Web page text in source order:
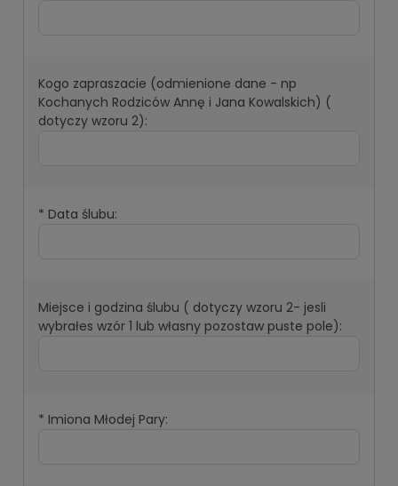
Kogo zapraszacie (odmienione dane - np
Kochanych Rodziców Annę i Jana Kowalskich) (
dotyczy wzoru 2):
* Data ślubu:
Miejsce i godzina ślubu ( dotyczy wzoru 2- jesli
wybrałes wzór 1 lub własny pozostaw puste pole):
* Imiona Młodej Pary: